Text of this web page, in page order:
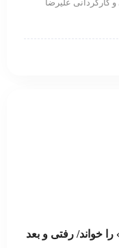
کارگردانی علیرضا
خواند/ رفتی و بعد